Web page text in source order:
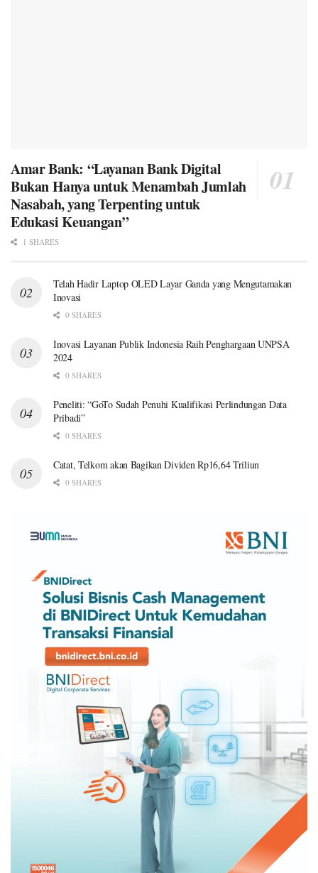
Amar Bank: “Layanan Bank Digital
Bukan Hanya untuk Menambah Jumlah
Nasabah, yang Terpenting untuk
Edukasi Keuangan”
1 SHARES
Telah Hadir Laptop OLED Layar Ganda yang Mengutamakan
Inovasi
0 SHARES
Inovasi Layanan Publik Indonesia Raih Penghargaan UNPSA
2024
0 SHARES
Peneliti: “GoTo Sudah Penuhi Kualifikasi Perlindungan Data
Pribadi”
0 SHARES
Catat, Telkom akan Bagikan Dividen Rp16,64 Triliun
0 SHARES